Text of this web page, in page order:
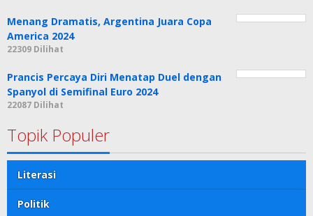
Menang Dramatis, Argentina Juara Copa
America 2024
22309 Dilihat
Prancis Percaya Diri Menatap Duel dengan
Spanyol di Semifinal Euro 2024
22087 Dilihat
Topik Populer
Literasi
Politik